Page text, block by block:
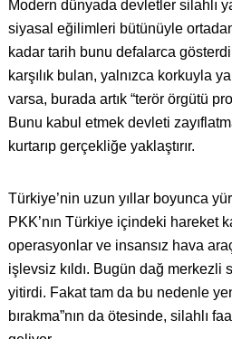
Modern dünyada devletler silahlı
siyasal eğilimleri bütünüyle
kadar tarih bunu defalarca gösterdi
karşılık bulan, yalnızca korkuyla
varsa, burada artık “terör örgütü
Bunu kabul etmek devleti
kurtarıp gerçekliğe yaklaştırır.
Türkiye’nin uzun yıllar boyunca
PKK’nın Türkiye içindeki hareket
operasyonlar ve insansız hava
işlevsiz kıldı. Bugün dağ merkezli
yitirdi. Fakat tam da bu nedenle
bırakma”nın da ötesinde, silahlı